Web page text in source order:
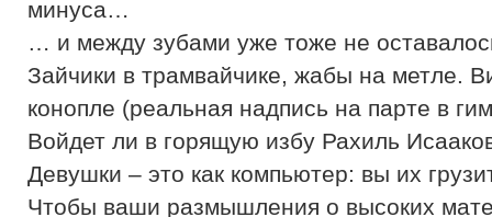
минуса…
… и между зубами уже тоже не
Зайчики в трамвайчике, жабы на метле.
конопле (реальная надпись на парте в
Войдет ли в горящую избу Рахиль
Девушки – это как компьютер: вы их
Чтобы ваши размышления о высоких